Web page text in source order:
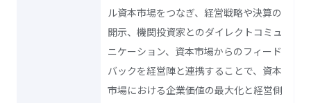
ル資本市場をつなぎ、経営戦略や決算の
開示、機関投資家とのダイレクトコミュ
ニケーション、資本市場からのフィード
バックを経営陣と連携することで、資本
市場における企業価値の最大化と経営側